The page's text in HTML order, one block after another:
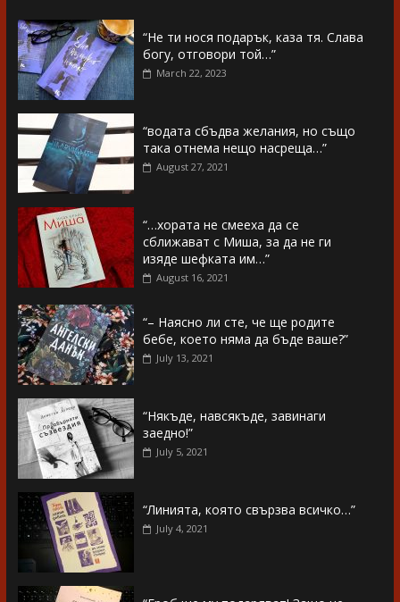
“Не ти нося подарък, каза тя. Слава
богу, отговори той…”
March 22, 2023
“водата сбъдва желания, но също
така отнема нещо насреща…”
August 27, 2021
“…хората не смееха да се
сближават с Миша, за да не ги
изяде шефката им…”
August 16, 2021
“– Наясно ли сте, че ще родите
бебе, което няма да бъде ваше?”
July 13, 2021
“Някъде, навсякъде, завинаги
заедно!”
July 5, 2021
“Линията, която свързва всичко…”
July 4, 2021